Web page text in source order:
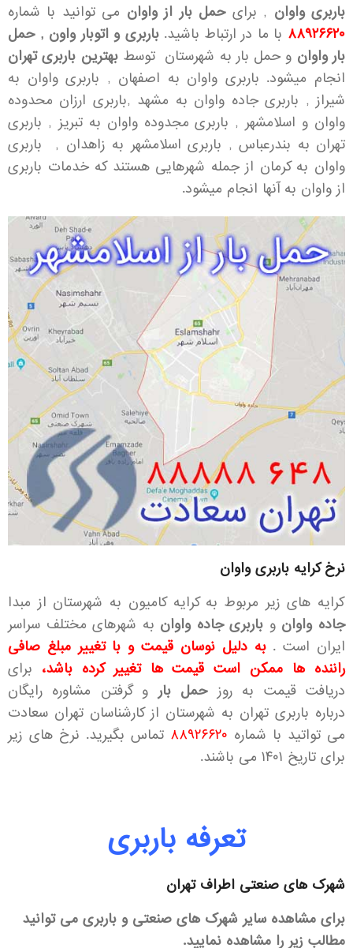
باربری واوان , برایحمل بار از واوان می توانید با شماره
۸۸۹۲۶۶۲۰ با ما در ارتباط باشید.باربری و اتوبار واون , حمل
بار واوان و حمل بار به شهرستان توسطبهترین باربری تهران
انجام میشود. باربری واوان به اصفهان , باربری واوان به
شیراز , باربری جاده واوان به مشهد ,باربری ارزان محدوده
واوان و اسلامشهر , باربری مجدوده واوان به تبریز , باربری
تهران به بندرعباس , باربری اسلامشهر به زاهدان , باربری
واوان به کرمان از جمله شهرهایی هستند که خدمات باربری
از واوان به آنها انجام میشود.
نرخ کرایه باربری واوان
کرایه های زیر مربوط به کرایه کامیون به شهرستان از مبدا
جاده واوان و باربری جاده واوان به شهرهای مختلف سراسر
ایران است . به دلیل نوسان قیمت و با تغییر مبلغ صافی
راننده ها ممکن است قیمت ها تغییر کرده باشد، برای
دریافت قیمت به روز حمل بار و گرفتن مشاوره رایگان
درباره باربری تهران به شهرستان از کارشناسان تهران سعادت
می تواتید با شماره ۸۸۹۲۶۶۲۰ تماس بگیرید. نرخ های زیر
برای تاریخ ۱۴۰۱ می باشند.
تعرفه باربری
شهرک های صنعتی اطراف تهران
برای مشاهده سایر شهرک های صنعتی و باربری می توانید
مطالب زیر را مشاهده نمایید.